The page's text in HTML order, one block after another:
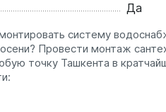
Да
систему
Провести монтаж
точку Ташкента в